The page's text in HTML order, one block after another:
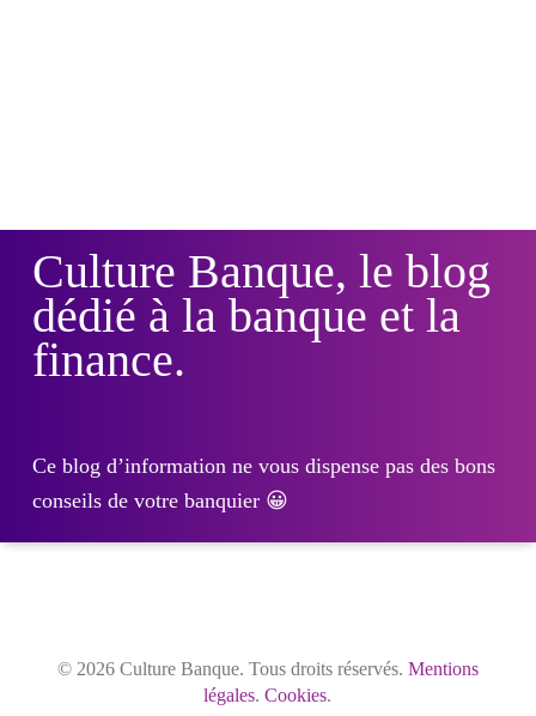
Culture Banque, le blog
dédié à la banque et la
finance.
Ce blog d’information ne vous dispense pas des bons
conseils de votre banquier 😀
© 2026 Culture Banque. Tous droits réservés. Mentions
légales.Cookies.